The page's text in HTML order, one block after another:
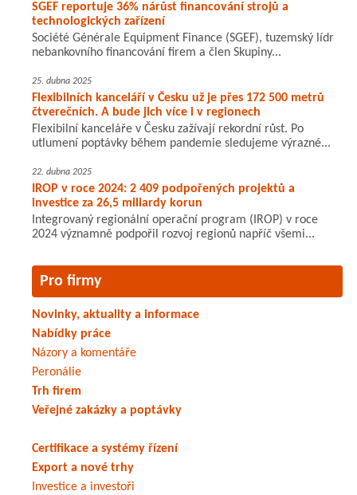
SGEF reportuje 36% nárůst financování strojů a
technologických zařízení
Société Générale Equipment Finance (SGEF), tuzemský lídr
nebankovního financování firem a člen Skupiny...
25. dubna 2025
Flexibilních kanceláří v Česku už je přes 172 500 metrů
čtverečních. A bude jich více i v regionech
Flexibilní kanceláře v Česku zažívají rekordní růst. Po
utlumení poptávky během pandemie sledujeme výrazné...
22. dubna 2025
IROP v roce 2024: 2 409 podpořených projektů a
investice za 26,5 miliardy korun
Integrovaný regionální operační program (IROP) v roce
2024 významně podpořil rozvoj regionů napříč všemi...
Pro firmy
Novinky, aktuality a informace
Nabídky práce
Názory a komentáře
Peronálie
Trh firem
Veřejné zakázky a poptávky
Certifikace a systémy řízení
Export a nové trhy
Investice a investoři